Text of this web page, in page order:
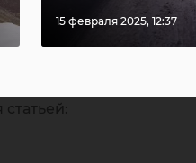
15 февраля 2025, 12:37